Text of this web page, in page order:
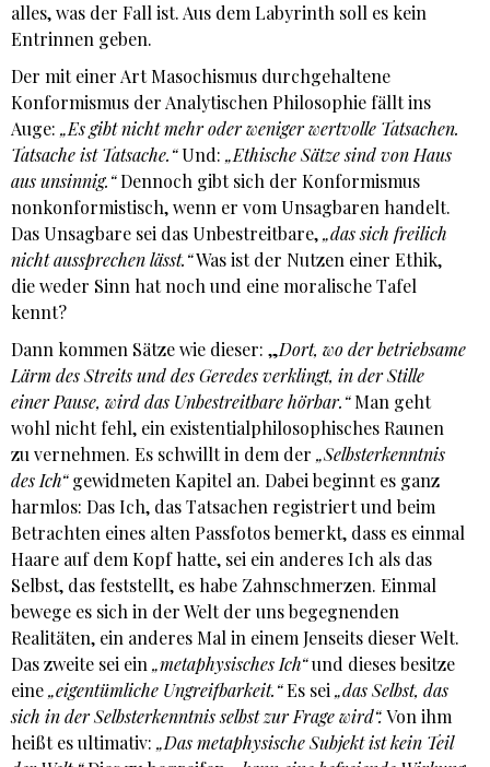
alles, was der Fall ist. Aus dem Labyrinth soll es kein
Entrinnen geben.
Der mit einer Art Masochismus durchgehaltene
Konformismus der Analytischen Philosophie fällt ins
Auge: „Es gibt nicht mehr oder weniger wertvolle Tatsachen.
Tatsache ist Tatsache.“Und: „Ethische Sätze sind von Haus
aus unsinnig.“Dennoch gibt sich der Konformismus
nonkonformistisch, wenn er vom Unsagbaren handelt.
Das Unsagbare sei das Unbestreitbare,„das sich freilich
nicht aussprechen lässt.“Was ist der Nutzen einer Ethik,
die weder Sinn hat noch und eine moralische Tafel
kennt?
Dann kommen Sätze wie dieser: „Dort, wo der betriebsame
Lärm des Streits und des Geredes verklingt, in der Stille
einer Pause, wird das Unbestreitbare hörbar.“Man geht
wohl nicht fehl, ein existentialphilosophisches Raunen
zu vernehmen. Es schwillt in dem der „Selbsterkenntnis
des Ich“gewidmeten Kapitel an. Dabei beginnt es ganz
harmlos: Das Ich, das Tatsachen registriert und beim
Betrachten eines alten Passfotos bemerkt, dass es einmal
Haare auf dem Kopf hatte, sei ein anderes Ich als das
Selbst, das feststellt, es habe Zahnschmerzen. Einmal
bewege es sich in der Welt der uns begegnenden
Realitäten, ein anderes Mal in einem Jenseits dieser Welt.
Das zweite sei ein„metaphysisches Ich“und dieses besitze
eine„eigentümliche Ungreifbarkeit.“Es sei„das Selbst, das
sich in der Selbsterkenntnis selbst zur Frage wird“.Von ihm
heißt es ultimativ: „Das metaphysische Subjekt ist kein Teil